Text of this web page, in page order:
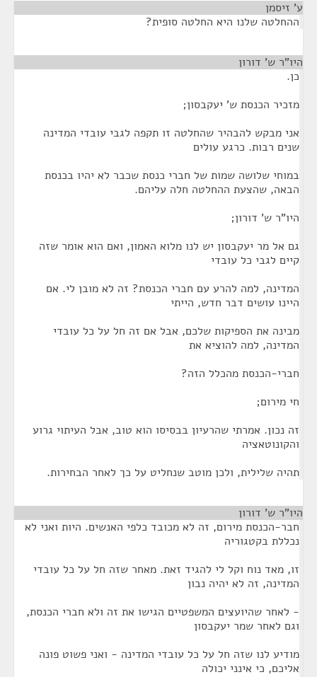
ע' זיסמן
ההחלטה שלנו היא החלטה סופית?
היו"ר ש' דורון
כן.
מזכיר הכנסת ש' יעקבסון;
אני מבקש להבהיר שהחלטה זו תקפה לגבי עובדי המדינה
שנים רבות. כרגע עולים
במוחי שלושה שמות של חברי כנסת שכבר לא יהיו בכנסת
הבאה, שהצעת ההחלטה חלה עליהם.
היו"ר ש' דורון;
גם אל מר יעקבסון יש לנו מלוא האמון, ואם הוא אומר שזה
קיים לגבי כל עובדי
המדינה, למה להרע עם חברי הכנסת? זה לא מובן לי. אם
היינו עושים דבר חדש, הייתי
מבינה את הספיקות שלכם, אבל אם זה חל על כל עובדי
המדינה, למה להוציא את
חברי-הכנסת מהכלל הזה?
חי מירום;
זה נכון. אמרתי שהרעיון בבסיסו הוא טוב, אבל העיתוי גרוע
והקונוטאציה
תהיה שלילית, ולכן מוטב שנחליט על כך לאחר הבחירות.
היו"ר ש' דורון
חבר-הכנסת מירום, זה לא מכובד כלפי האנשים. היות ואני לא
נכללת בקטגוריה
זו, מאד נוח וקל לי להגיד זאת. מאחר שזה חל על כל עובדי
המדינה, זה לא יהיה נבון
- לאחר שהיועצים המשפטיים הגישו את זה ולא חברי הכנסת,
וגם לאחר שמר יעקבסון
מודיע לנו שזה חל על כל עובדי המדינה - ואני פשוט פונה
אליכם, כי אינני יכולה